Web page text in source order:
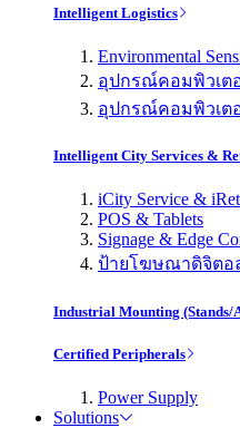
Intelligent Logistics
Environmental
อุปกรณ์คอมพิวเตอ
อุปกรณ์คอมพิวเตอ
Intelligent City Services &
iCity Service &
POS & Tablets
Signage & Edge
ป้ายโฆษณาดิจิตอล
Industrial Mounting (Stands/
Certified Peripherals
Power Supply
Solutions